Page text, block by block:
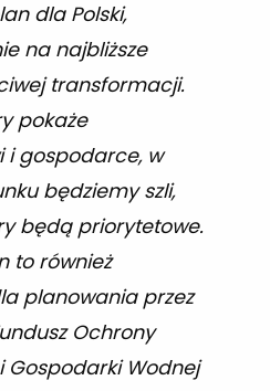
dla Polski,
na najbliższe
transformacji.
pokaże
i gospodarce, w
będziemy szli,
będą priorytetowe.
to również
planowania przez
Ochrony
Gospodarki Wodnej